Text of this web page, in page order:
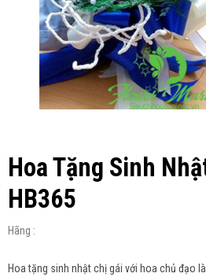
Hoa Tặng Sinh
HB365
Hãng :
Hoa tặng sinh nhật chị gái với hoa chủ đạo